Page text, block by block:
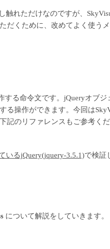
触れただけなのですが、
だくために、改めてよく使う
る命令文です。jQueryオブ
る操作ができます。今回は
記のリファレンスもご参考くだ
いるjQuery(jquery-3.5.1)で検証
について解説をしていきます。